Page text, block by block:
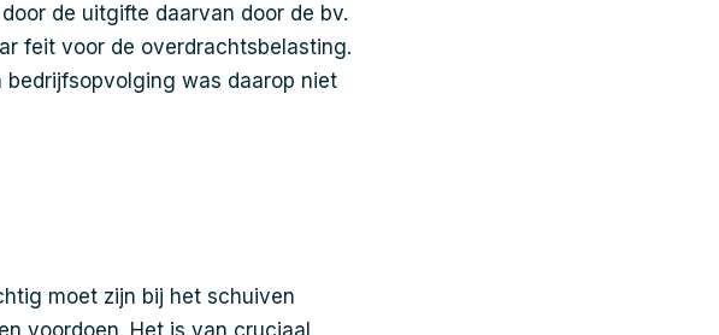
de uitgifte daarvan door de bv.
feit voor de overdrachtsbelasting.
was daarop niet
moet zijn bij het schuiven
voordoen. Het is van cruciaal